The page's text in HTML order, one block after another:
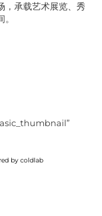
，承载艺术展览、秀
by coldlab